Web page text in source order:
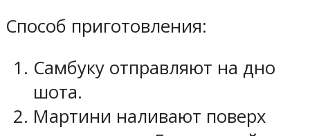
Способ приготовления:
Самбуку отправляют на дно
шота.
Мартини наливают поверх